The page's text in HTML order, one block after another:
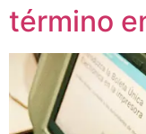
término